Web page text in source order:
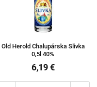
Old Herold Chalupárska Slivka
0,5l 40%
6,19 €